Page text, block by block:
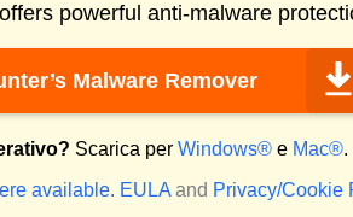
powerful anti-malware
Malware Remover
Scarica per Windows® e Mac®.
available. EULA and Privacy/Cookie